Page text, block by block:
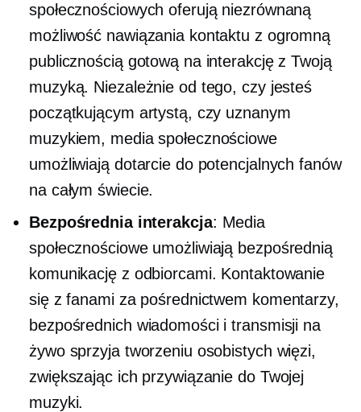
społecznościowych oferują niezrównaną
możliwość nawiązania kontaktu z ogromną
publicznością gotową na interakcję z Twoją
muzyką. Niezależnie od tego, czy jesteś
początkującym artystą, czy uznanym
muzykiem, media społecznościowe
umożliwiają dotarcie do potencjalnych fanów
na całym świecie.
Bezpośrednia interakcja: Media
społecznościowe umożliwiają bezpośrednią
komunikację z odbiorcami. Kontaktowanie
się z fanami za pośrednictwem komentarzy,
bezpośrednich wiadomości i transmisji na
żywo sprzyja tworzeniu osobistych więzi,
zwiększając ich przywiązanie do Twojej
muzyki.